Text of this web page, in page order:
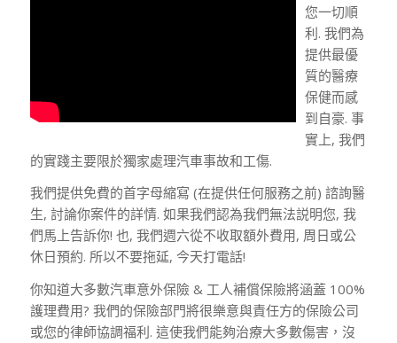
您一切順
利. 我們為
提供最優
質的醫療
保健而感
到自豪. 事
實上, 我們
的實踐主要限於獨家處理汽車事故和工傷.
我們提供免費的首字母縮寫 (在提供任何服務之前) 諮詢醫
生, 討論你案件的詳情. 如果我們認為我們無法説明您, 我
們馬上告訴你! 也, 我們週六從不收取額外費用, 周日或公
休日預約. 所以不要拖延, 今天打電話!
你知道大多數汽車意外保險 & 工人補償保險將涵蓋 100%
護理費用? 我們的保險部門將很樂意與責任方的保險公司
或您的律師協調福利. 這使我們能夠治療大多數傷害，沒